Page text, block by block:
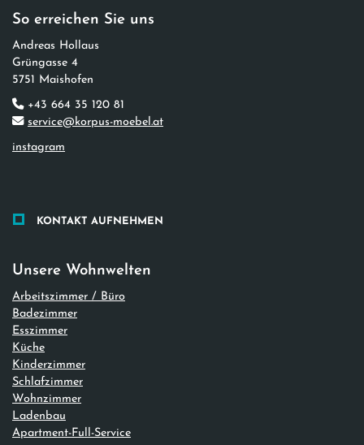
So erreichen Sie uns
Andreas Hollaus​
Grüngasse 4
5751 Maishofen
+43 664 35 120 81
service@korpus-moebel.at
instagram
KONTAKT AUFNEHMEN
Unsere Wohnwelten
Arbeitszimmer / Büro
Badezimmer
Esszimmer
Küche
Kinderzimmer
Schlafzimmer
Wohnzimmer
Ladenbau
Apartment-Full-Service